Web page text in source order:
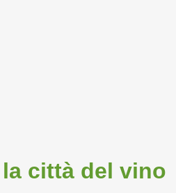
città del vino